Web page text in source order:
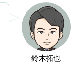
鈴木拓也